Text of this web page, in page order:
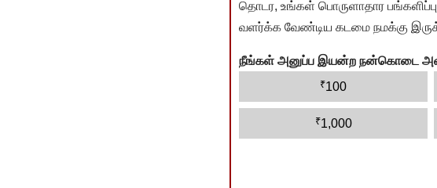
தொடர, உங்கள் பொருளாதார
வளர்க்க வேண்டிய கடமை நமக்கு
நீங்கள் அனுப்ப இயன்ற நன்கொடை
₹100
₹1,000